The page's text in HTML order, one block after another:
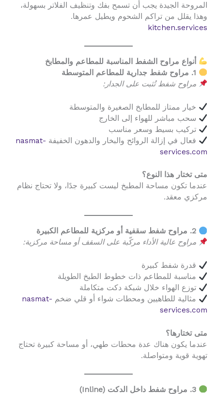
المروحة الجيدة يجب أن تسمح بفك وتنظيف الفلاتر بسهولة،
وهذا يقلل من تراكم الشحوم ويطيل عمرها.
kitchen.services
أنواع مراوح الشفط المناسبة للمطاعم والمطابخ
1. مراوح شفط جدارية للمطاعم المتوسطة
مراوح شفط تُثبت على الجدار:
خيار ممتاز للمطابخ الصغيرة والمتوسطة
سحب مباشر للهواء إلى الخارج
تركيب بسيط وسعر مناسب
فعال في إزالة الروائح والبخار والدهون الخفيفة nasmat-
services.com
متى تختار هذا النوع؟
عندما تكون مساحة المطبخ ليست كبيرة جدًا، ولا تحتاج نظام
مركزي معقد.
2. مراوح شفط سقفية أو مركزية للمطاعم الكبيرة
مراوح عالية الأداء مركّبة على السقف أو مساحة مركزية:
قدرة شفط كبيرة
مناسبة للمطاعم ذات خطوط الطبخ الطويلة
توزع الهواء خلال شبكة دكت متكاملة
مثالية للطاهيين ومحطات شواء أو قلي ضخم nasmat-
services.com
متى تختارها؟
عندما يكون هناك عدة محطات طهي، أو مساحة كبيرة تحتاج
تهوية قوية ومتواصلة.
3. مراوح شفط داخل الدكت (Inline)